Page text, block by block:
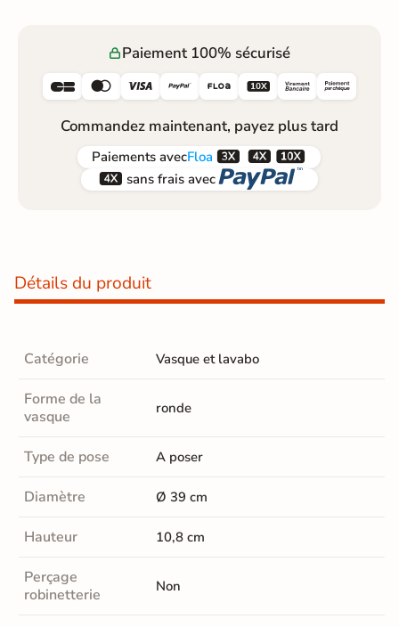
Paiement 100% sécurisé
     
Commandez maintenant, payez plus tard
Paiements avecFloa  
 sans frais avec 
Détails du produit
Catégorie Vasque et lavabo
Forme de la
vasque
ronde
Type de pose A poser
Diamètre Ø 39 cm
Hauteur 10,8 cm
Perçage
robinetterie
Non